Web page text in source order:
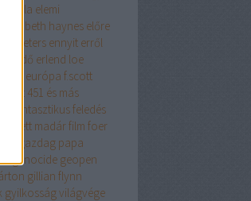
elemi
elizabeth haynes előre
peeters ennyit erről
erdő erlend loe
európa f.scott
451 és más
fantasztikusfeledés
festett madárfilm foer
gazdag papa
genocide geopen
gillian flynn
gyilkosság világvége